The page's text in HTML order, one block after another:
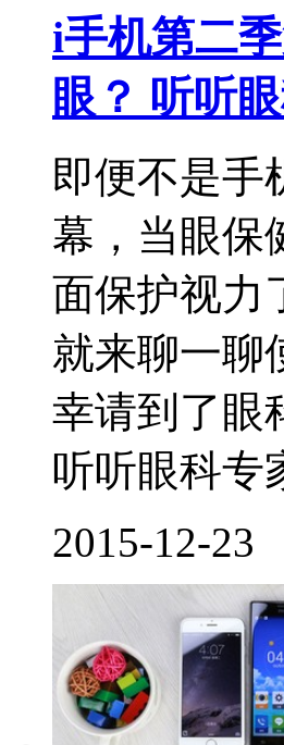
i手机第二
眼？ 听听
即便不是手
幕，当眼保
面保护视力
就来聊一聊
幸请到了眼
听听眼科专
2015-12-23